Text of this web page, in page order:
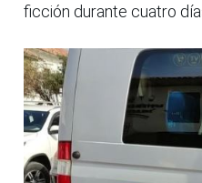
ficción durante cuatro